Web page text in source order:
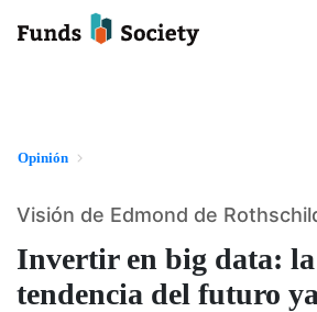
Opinión
Invertir en big data:
tendencia del futuro
Visión de Edmond de